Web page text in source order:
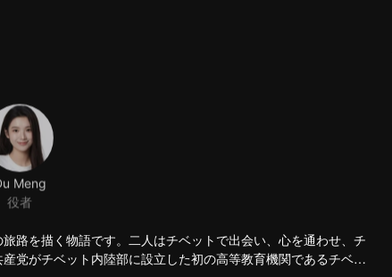
Meng
役者
路を描く物語です。二人はチベットで出会い、心を通わせ、チ
党がチベット内陸部に設立した初の高等教育機関であるチベッ